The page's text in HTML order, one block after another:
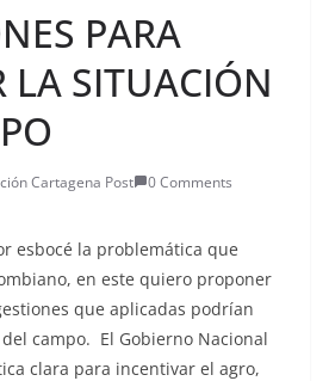
PARA
LA SITUACIÓN
Cartagena Post
0 Comments
esbocé la problemática que
en este quiero proponer
que aplicadas podrían
campo. El Gobierno Nacional
clara para incentivar el agro,